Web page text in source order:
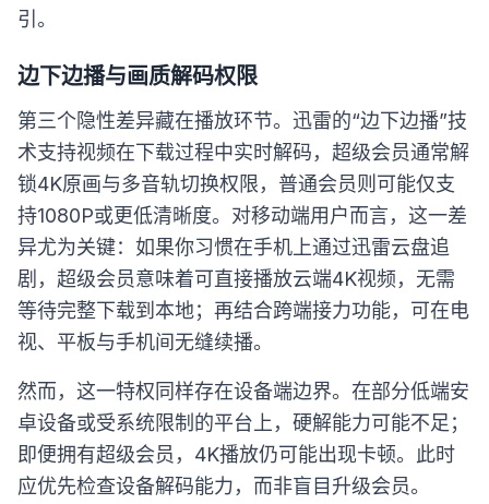
引。
边下边播与画质解码权限
第三个隐性差异藏在播放环节。迅雷的“边下边播”技
术支持视频在下载过程中实时解码，超级会员通常解
锁4K原画与多音轨切换权限，普通会员则可能仅支
持1080P或更低清晰度。对移动端用户而言，这一差
异尤为关键：如果你习惯在手机上通过迅雷云盘追
剧，超级会员意味着可直接播放云端4K视频，无需
等待完整下载到本地；再结合跨端接力功能，可在电
视、平板与手机间无缝续播。
然而，这一特权同样存在设备端边界。在部分低端安
卓设备或受系统限制的平台上，硬解能力可能不足；
即便拥有超级会员，4K播放仍可能出现卡顿。此时
应优先检查设备解码能力，而非盲目升级会员。